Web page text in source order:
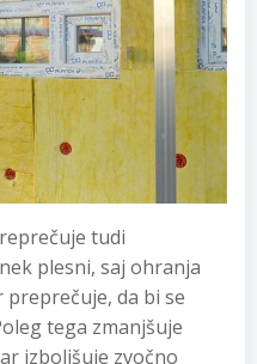
tudi
plesni, saj ohranja
da bi se
tega zmanjšuje
izboljšuje zvočno